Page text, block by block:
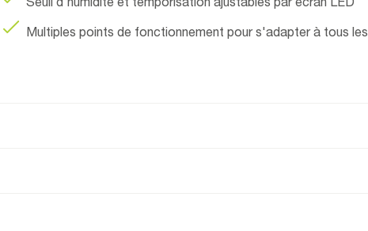
Seuil d'humidité et temporisation ajustables par écran LED
Multiples points de fonctionnement pour s'adapter à tous